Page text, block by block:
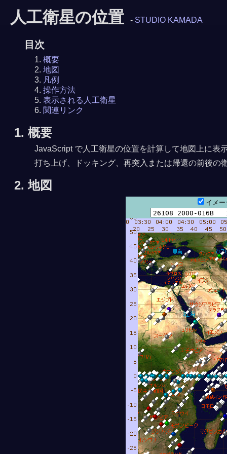
人工衛星の位置 - STUDIO KAMADA
目次
概要
地図
凡例
操作方法
表示される人工衛星
関連リンク
1. 概要
JavaScript で人工衛星の位置を計算して地図上に表
打ち上げ、ドッキング、再突入または帰還の前後の
2. 地図
イメ